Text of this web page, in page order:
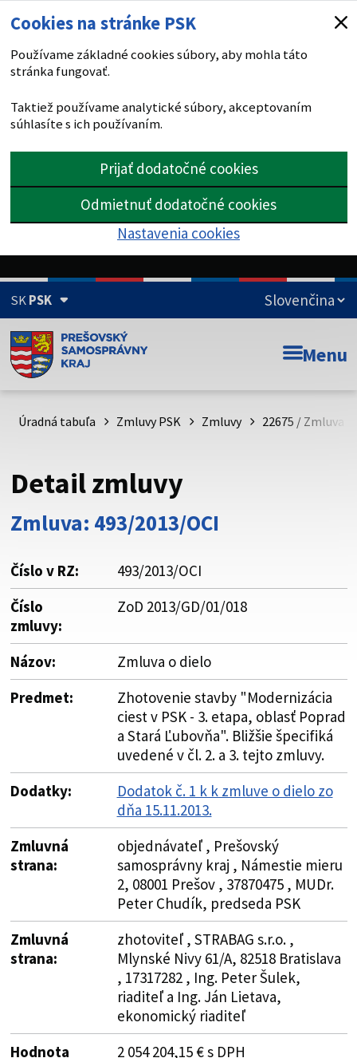
Cookies na stránke PSK
Používame základné cookies súbory, aby mohla táto
stránka fungovať.
Taktiež používame analytické súbory, akceptovaním
súhlasíte s ich používaním.
Prijať dodatočné cookies
Odmietnuť dodatočné cookies
Nastavenia cookies
SKPSK
Doména psk.sk je oficiálna
Toto je oficiálna webová stránka Prešovského
psk.sk.
Buďte pozorní a vždy sa uistite, že zdieľate informácie iba
cez zabezpečenú webovú stránku. Zabezpečená stránka
vždy začína https:// pred názvom domény webového sídla.
Menu
Úradná tabuľa Zmluvy PSK Zmluvy 22675 / Zmluva
Detail zmluvy
Zmluva: 493/2013/OCI
Číslo v RZ:
493/2013/OCI
Číslo
zmluvy:
ZoD 2013/GD/01/018
Názov:
Zmluva o dielo
Predmet:
Zhotovenie stavby "Modernizácia
ciest v PSK - 3. etapa, oblasť Poprad
a Stará Ľubovňa". Bližšie špecifiká
uvedené v čl. 2. a 3. tejto zmluvy.
Dodatky:
Dodatok č. 1 k k zmluve o dielo zo
dňa 15.11.2013.
Zmluvná
strana:
objednávateľ , Prešovský
samosprávny kraj , Námestie mieru
2, 08001 Prešov , 37870475 , MUDr.
Peter Chudík, predseda PSK
Zmluvná
strana:
zhotoviteľ , STRABAG s.r.o. ,
Mlynské Nivy 61/A, 82518 Bratislava
, 17317282 , Ing. Peter Šulek,
riaditeľ a Ing. Ján Lietava,
ekonomický riaditeľ
Hodnota
2 054 204,15 € s DPH